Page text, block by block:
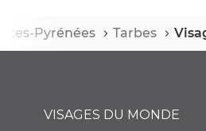
Pyrénées Tarbes
VISAGES DU MONDE